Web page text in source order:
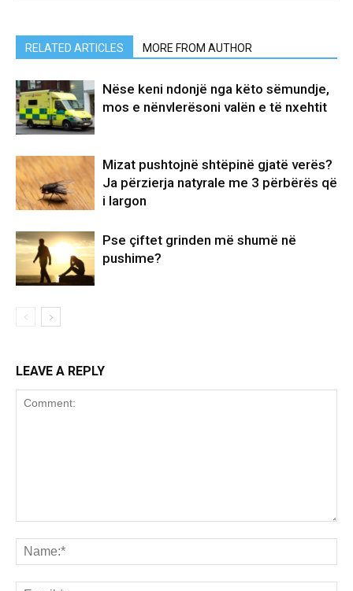
RELATED ARTICLES MORE FROM AUTHOR
Nëse keni ndonjë nga këto sëmundje,
mos e nënvlerësoni valën e të nxehtit
Mizat pushtojnë shtëpinë gjatë verës?
Ja përzierja natyrale me 3 përbërës që
i largon
Pse çiftet grinden më shumë në
pushime?
LEAVE A REPLY